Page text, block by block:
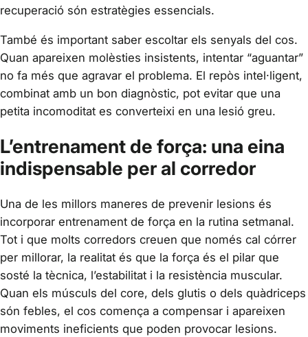
recuperació són estratègies essencials.
També és important saber escoltar els senyals del cos.
Quan apareixen molèsties insistents, intentar “aguantar”
no fa més que agravar el problema. El repòs intel·ligent,
combinat amb un bon diagnòstic, pot evitar que una
petita incomoditat es converteixi en una lesió greu.
L’entrenament de força: una eina
indispensable per al corredor
Una de les millors maneres de prevenir lesions és
incorporar entrenament de força en la rutina setmanal.
Tot i que molts corredors creuen que només cal córrer
per millorar, la realitat és que la força és el pilar que
sosté la tècnica, l’estabilitat i la resistència muscular.
Quan els músculs del core, dels glutis o dels quàdriceps
són febles, el cos comença a compensar i apareixen
moviments ineficients que poden provocar lesions.